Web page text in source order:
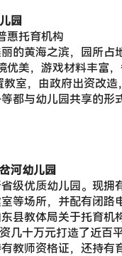
园
惠托育机构
的黄海之滨，园所
优美，游戏材料丰富
室，由政府出资改
都与幼儿园共享的形
河幼儿园
级优质幼儿园。现
等场所，并配有闭
县教体局关于托育
几十万元打造了近百
教师资格证，还持